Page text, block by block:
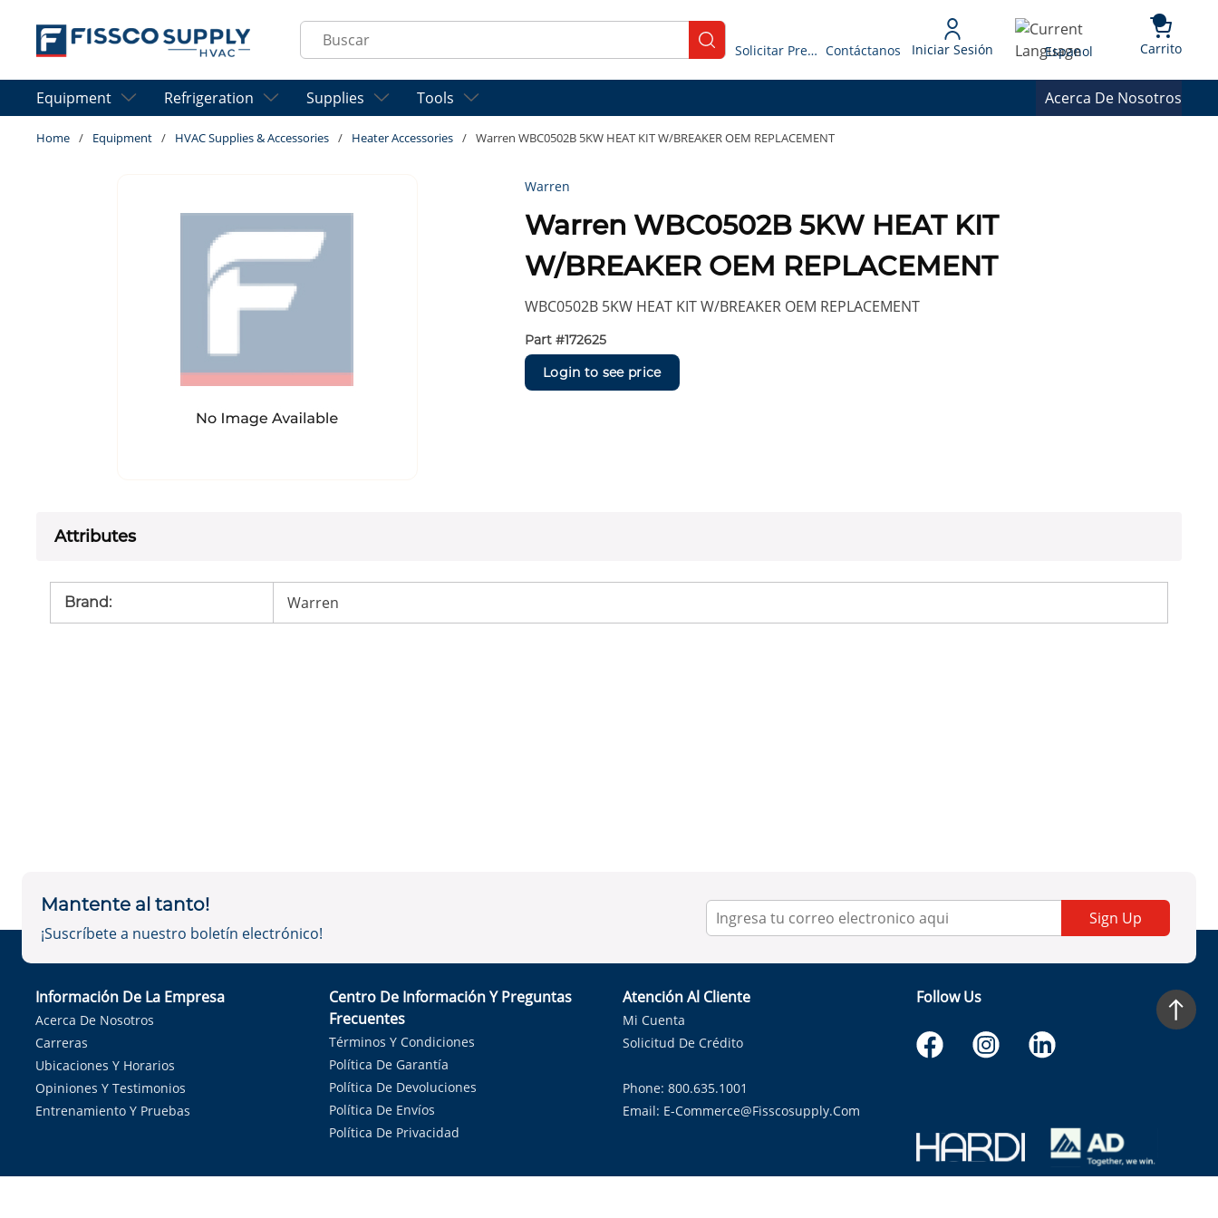
Skip to main content
Site Search
submit search
Solicitar Presupuesto Contáctanos Iniciar Sesión Language
Espanol Carrito{0}
Equipment Refrigeration Supplies Tools Acerca De Nosotros
Home / Equipment / HVAC Supplies & Accessories / Heater Accessories / Warren WBC0502B 5KW HEAT KIT W/BREAKER OEM REPLACEMENT
Warren
Warren WBC0502B 5KW HEAT KIT
W/BREAKER OEM REPLACEMENT
WBC0502B 5KW HEAT KIT W/BREAKER OEM REPLACEMENT
Part #172625
Login to see price
Attributes
Brand: Warren
Mantente al tanto!
¡Suscríbete a nuestro boletín electrónico!
Sign Up
Información De La Empresa
Acerca De Nosotros
Carreras
Ubicaciones Y Horarios
Opiniones Y Testimonios
Entrenamiento Y Pruebas
Centro De Información Y Preguntas
Frecuentes
Términos Y Condiciones
Política De Garantía
Política De Devoluciones
Política De Envíos
Política De Privacidad
Atención Al Cliente
Mi Cuenta
Solicitud De Crédito
Phone: 800.635.1001
Email: E-Commerce@fisscosupply.com
Follow Us